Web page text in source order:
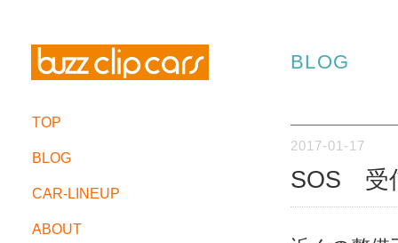
TOP
BLOG
CAR-LINEUP
ABOUT
BLOG
2017-01-17
SOS 受